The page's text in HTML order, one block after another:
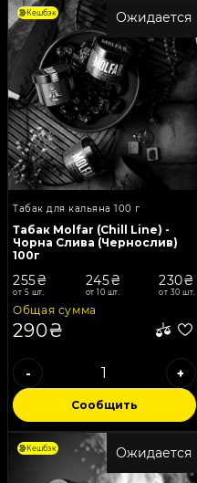
Ожидается
Кешбэк
Табак для кальяна 100 г
Табак Molfar (Chill Line) -
Чорна Слива (Чернослив)
100г
255₴
от 5 шт.
245₴
от 10 шт.
230₴
от 30 шт.
Общая сумма
290₴
- +
Сообщить
Ожидается
Кешбэк